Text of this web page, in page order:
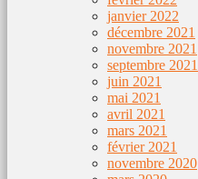
janvier 2022
décembre 2021
novembre 2021
septembre 2021
juin 2021
mai 2021
avril 2021
mars 2021
février 2021
novembre 2020